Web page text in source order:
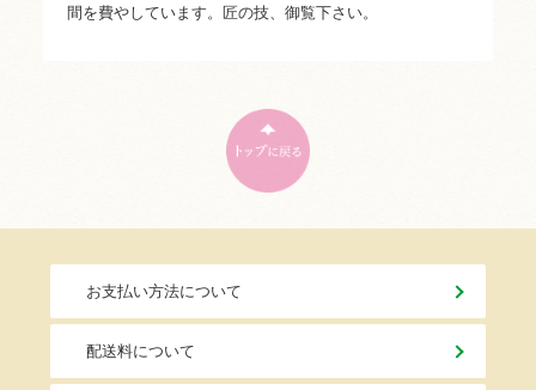
間を費やしています。匠の技、御覧下さい。
お支払い方法について
配送料について